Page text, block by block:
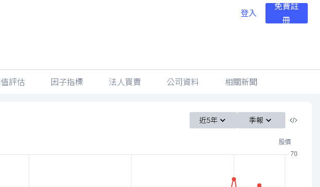
登入
免費註
冊
評估 因子指標 法人買賣 公司資料 相關新聞
近5年 季報